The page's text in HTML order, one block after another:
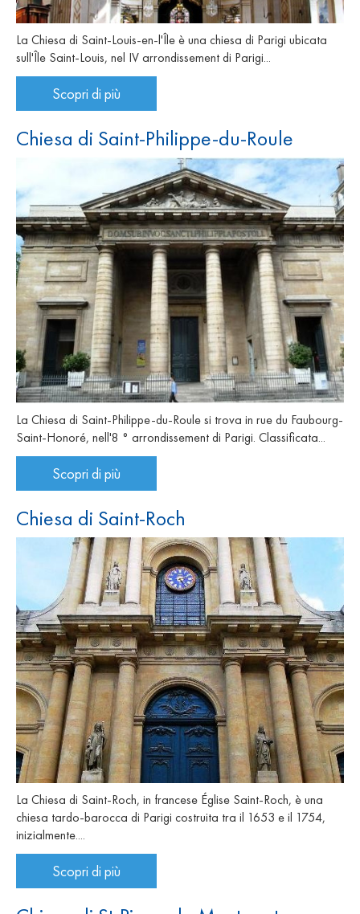
La Chiesa di Saint-Louis-en-l'Île è una chiesa di Parigi ubicata
sull'Île Saint-Louis, nel IV arrondissement di Parigi...
Scopri di più
Chiesa di Saint-Philippe-du-Roule
La Chiesa di Saint-Philippe-du-Roule si trova in rue du Faubourg-
Saint-Honoré, nell'8 ° arrondissement di Parigi. Classificata...
Scopri di più
Chiesa di Saint-Roch
La Chiesa di Saint-Roch, in francese Église Saint-Roch, è una
chiesa tardo-barocca di Parigi costruita tra il 1653 e il 1754,
inizialmente....
Scopri di più